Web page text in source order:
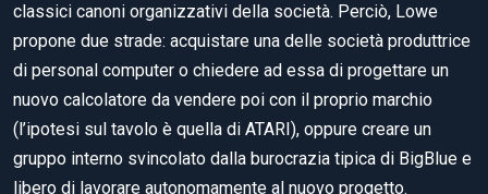
classici canoni organizzativi della società. Perciò, Lowe
propone due strade: acquistare una delle società produttrice
di personal computer o chiedere ad essa di progettare un
nuovo calcolatore da vendere poi con il proprio marchio
(l’ipotesi sul tavolo è quella di ATARI), oppure creare un
gruppo interno svincolato dalla burocrazia tipica di BigBlue e
libero di lavorare autonomamente al nuovo progetto.